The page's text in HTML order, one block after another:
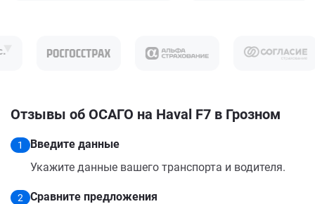
Отзывы об ОСАГО на Haval F7 в Грозном
1
Введите данные
Укажите данные вашего транспорта и водителя.
2
Сравните предложения